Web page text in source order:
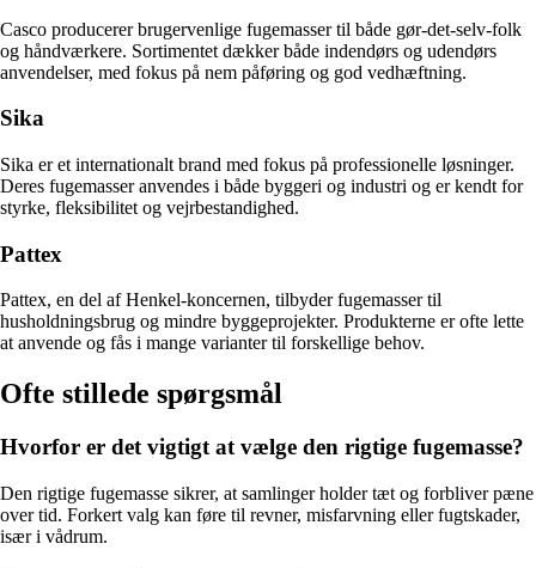
Casco producerer brugervenlige fugemasser til både gør-det-selv-folk
og håndværkere. Sortimentet dækker både indendørs og udendørs
anvendelser, med fokus på nem påføring og god vedhæftning.
Sika
Sika er et internationalt brand med fokus på professionelle løsninger.
Deres fugemasser anvendes i både byggeri og industri og er kendt for
styrke, fleksibilitet og vejrbestandighed.
Pattex
Pattex, en del af Henkel-koncernen, tilbyder fugemasser til
husholdningsbrug og mindre byggeprojekter. Produkterne er ofte lette
at anvende og fås i mange varianter til forskellige behov.
Ofte stillede spørgsmål
Hvorfor er det vigtigt at vælge den rigtige fugemasse?
Den rigtige fugemasse sikrer, at samlinger holder tæt og forbliver pæne
over tid. Forkert valg kan føre til revner, misfarvning eller fugtskader,
især i vådrum.